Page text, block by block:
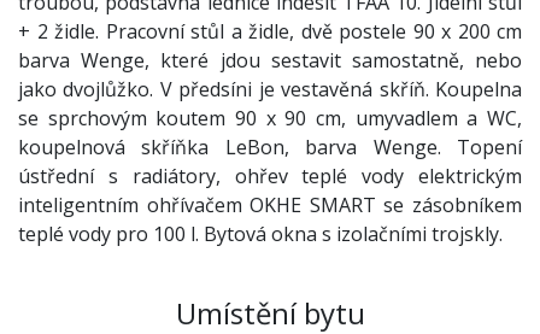
+ 2 židle. Pracovní stůl a židle, dvě postele 90 x 200 cm
barva Wenge, které jdou sestavit samostatně, nebo
jako dvojlůžko. V předsíni je vestavěná skříň. Koupelna
se sprchovým koutem 90 x 90 cm, umyvadlem a WC,
koupelnová skříňka LeBon, barva Wenge. Topení
ústřední s radiátory, ohřev teplé vody elektrickým
inteligentním ohřívačem OKHE SMART se zásobníkem
teplé vody pro 100 l. Bytová okna s izolačními trojskly.
Umístění bytu